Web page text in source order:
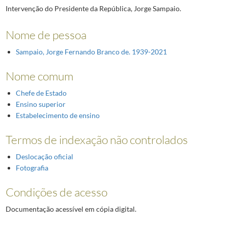
Intervenção do Presidente da República, Jorge Sampaio.
Nome de pessoa
Sampaio, Jorge Fernando Branco de. 1939-2021
Nome comum
Chefe de Estado
Ensino superior
Estabelecimento de ensino
Termos de indexação não controlados
Deslocação oficial
Fotografia
Condições de acesso
Documentação acessível em cópia digital.